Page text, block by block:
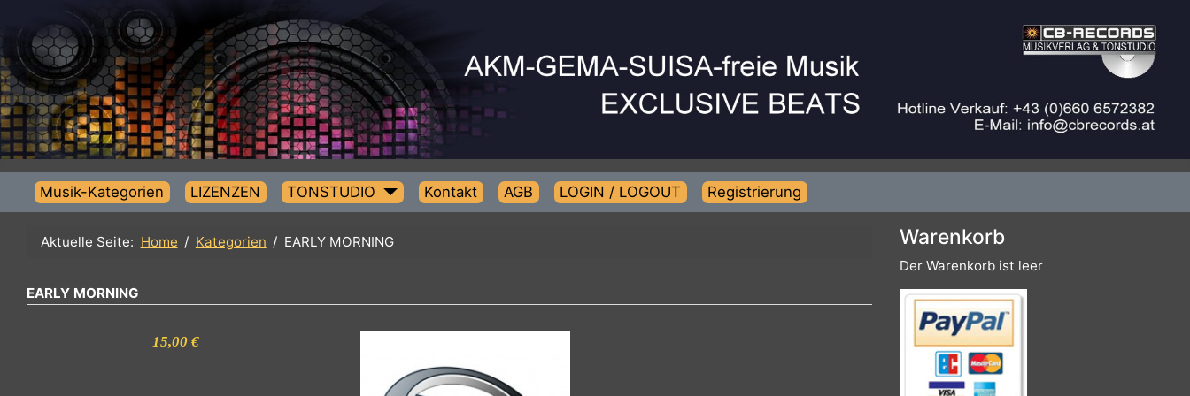
Musik-Kategorien LIZENZEN TONSTUDIO Kontakt AGB LOGIN / LOGOUT Registrierung
Aktuelle Seite:Home Kategorien
EARLY MORNING
Warenkorb